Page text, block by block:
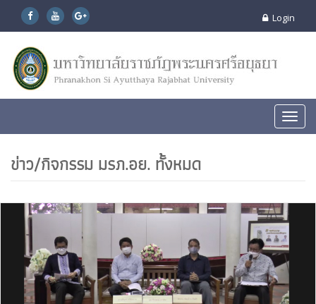
Login
ข่าว/กิจกรรม มรภ.อย. ทั้งหมด